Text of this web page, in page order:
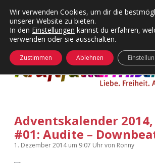
Kategorien
24 Hours Chilling
Die Wende
KFMW-Disco
kfmw.stuff
KFMW-Disco
Dates
Contact
Adventskalender
öffnen
Adventskalender
#01: Audite –
1. Dezember 2014um 9:07 Uhrvon Ronny
Wir verwenden Cookies, um dir die
unserer Website zu bieten.
In den Einstellungen kannst du erfahren,
verwenden oder sie ausschalten.
Zustimmen Ablehnen